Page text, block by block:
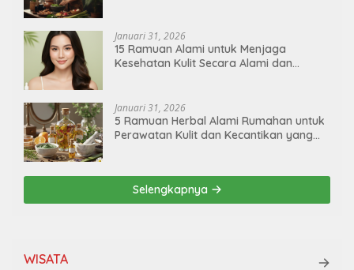
Januari 31, 2026
15 Ramuan Alami untuk Menjaga
Kesehatan Kulit Secara Alami dan
Januari 31, 2026
5 Ramuan Herbal Alami Rumahan untuk
Perawatan Kulit dan Kecantikan yang
Selengkapnya
WISATA